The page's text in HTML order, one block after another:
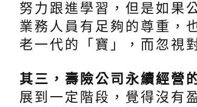
努力跟進學習，但是如果
業務人員有足夠的尊重，
老一代的「寶」，而忽視
其三，壽險公司永續經營
展到一定階段，覺得沒有